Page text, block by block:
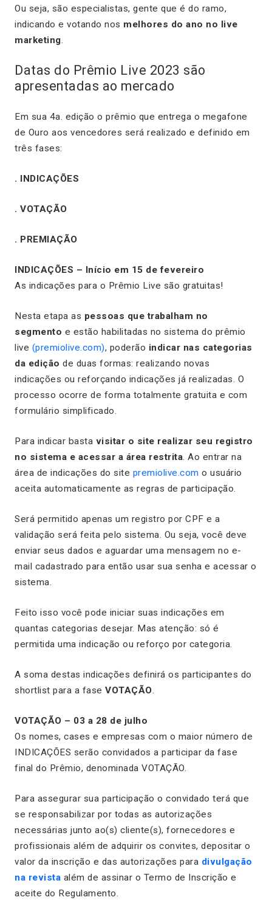
Ou seja, são especialistas, gente que é do ramo,
indicando e votando nos melhores do ano no live
marketing.
Datas do Prêmio Live 2023 são
apresentadas ao mercado
Em sua 4a. edição o prêmio que entrega o megafone
de Ouro aos vencedores será realizado e definido em
três fases:
. INDICAÇÕES
. VOTAÇÃO
. PREMIAÇÃO
INDICAÇÕES – Início em 15 de fevereiro
As indicações para o Prêmio Live são gratuitas!
Nesta etapa as pessoas que trabalham no
segmento e estão habilitadas no sistema do prêmio
live (premiolive.com), poderão indicar nas categorias
da edição de duas formas: realizando novas
indicações ou reforçando indicações já realizadas. O
processo ocorre de forma totalmente gratuita e com
formulário simplificado.
Para indicar basta visitar o site realizar seu registro
no sistema e acessar a área restrita. Ao entrar na
área de indicações do site premiolive.com o usuário
aceita automaticamente as regras de participação.
Será permitido apenas um registro por CPF e a
validação será feita pelo sistema. Ou seja, você deve
enviar seus dados e aguardar uma mensagem no e-
mail cadastrado para então usar sua senha e acessar o
sistema.
Feito isso você pode iniciar suas indicações em
quantas categorias desejar. Mas atenção: só é
permitida uma indicação ou reforço por categoria.
A soma destas indicações definirá os participantes do
shortlist para a fase VOTAÇÃO.
VOTAÇÃO – 03 a 28 de julho
Os nomes, cases e empresas com o maior número de
INDICAÇÕES serão convidados a participar da fase
final do Prêmio, denominada VOTAÇÃO.
Para assegurar sua participação o convidado terá que
se responsabilizar por todas as autorizações
necessárias junto ao(s) cliente(s), fornecedores e
profissionais além de adquirir os convites, depositar o
valor da inscrição e das autorizações para divulgação
na revista além de assinar o Termo de Inscrição e
aceite do Regulamento.